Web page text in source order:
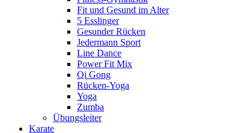
Fit und Gesund im Alter
5 Esslinger
Gesunder Rücken
Jedermann Sport
Line Dance
Power Fit Mix
Qi Gong
Rücken-Yoga
Yoga
Zumba
Übungsleiter
Karate